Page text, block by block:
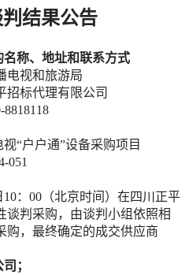
结果公告
名称、地址和联系方式
电视和旅游局
招标代理有限公司
8818118
视“户户通”设备采购项目
051
10：00（北京时间）在四川正平
谈判采购，由谈判 小组依照相
购，最终确定的成交供应商
；